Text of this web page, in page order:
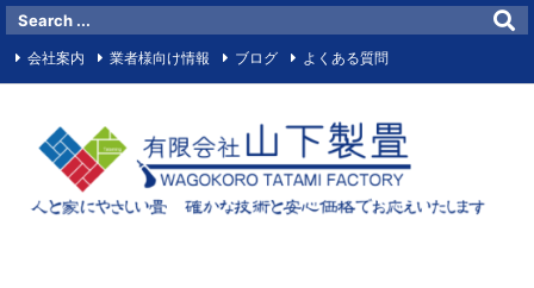
会社案内 業者様向け情報 ブログ よくある質問
Facebook RSS